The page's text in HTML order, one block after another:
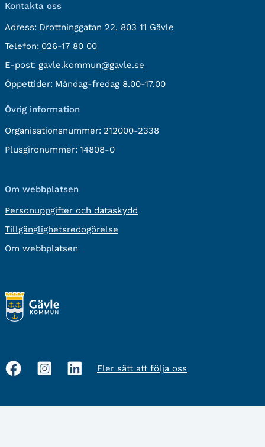
Kontakta oss
Adress: besöksadress:
Drottninggatan 22, 803 11 Gävle
Telefon: Telefon:
026-17 80 00
E-post: E-
post:
gavle.kommun@gavle.se
Öppettider: Måndag-fredag 8.00-17.00
Övrig information
Organisationsnummer: 212000-2338
Plusgironummer: 14808-0
Om webbplatsen
Personuppgifter och dataskydd
Tillgänglighetsredogörelse
Om webbplatsen
Sociala
Fler sätt att följa oss